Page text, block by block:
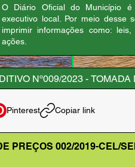
O Diário Oficial do Município
executivo local. Por meio desse
imprimir informações como:
ações.
Nº009/2023 -
Pinterest Copiar link
PREÇOS 002/2019-CEL/